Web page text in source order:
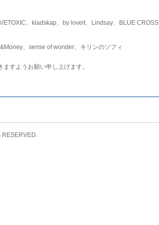
、kladskap、by loveit、Lindsay、BLUE CROSS
、sense of wonder、キリンのソフィ
すようお願い申し上げます。